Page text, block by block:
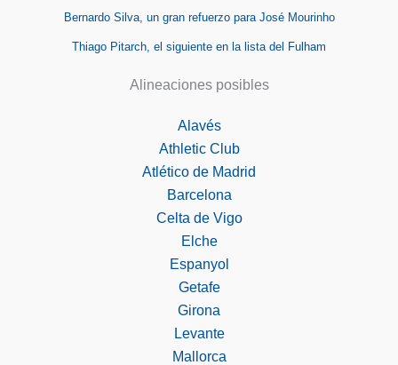
Bernardo Silva, un gran refuerzo para José Mourinho
Thiago Pitarch, el siguiente en la lista del Fulham
Alineaciones posibles
Alavés
Athletic Club
Atlético de Madrid
Barcelona
Celta de Vigo
Elche
Espanyol
Getafe
Girona
Levante
Mallorca